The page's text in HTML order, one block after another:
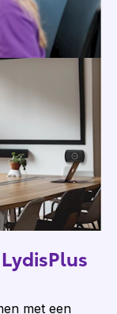
met een